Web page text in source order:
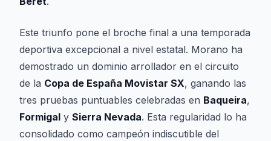
Este triunfo pone el broche final a una temporada
deportiva excepcional a nivel estatal. Morano ha
demostrado un dominio arrollador en el circuito
de la Copa de España Movistar SX, ganando las
tres pruebas puntuables celebradas en Baqueira,
Formigal y Sierra Nevada. Esta regularidad lo ha
consolidado como campeón indiscutible del